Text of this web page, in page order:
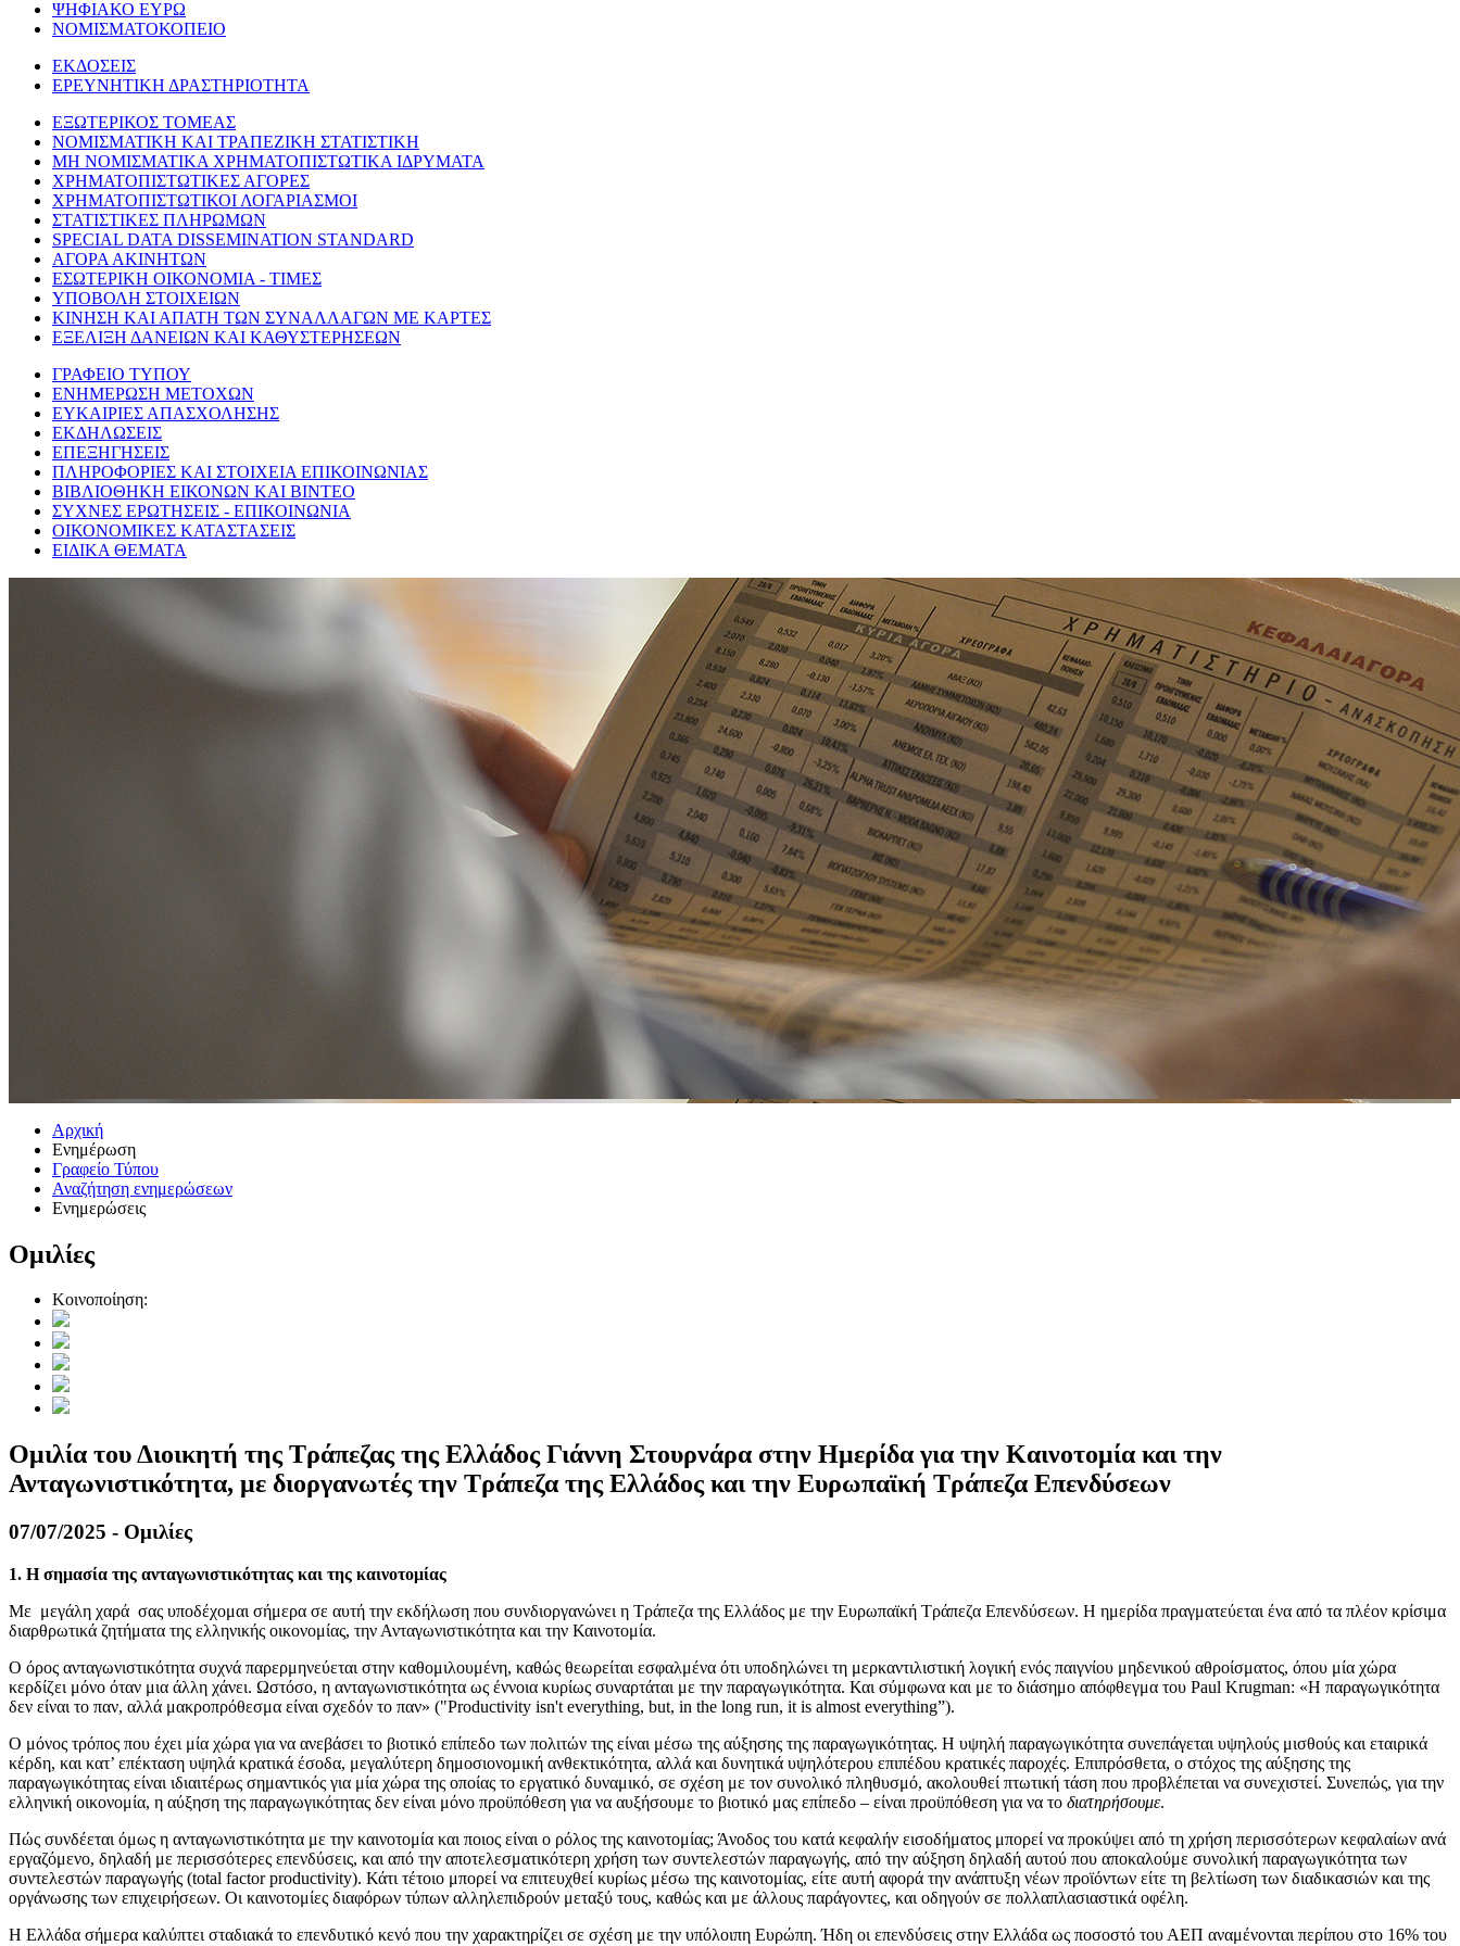
ΨΗΦΙΑΚΟ ΕΥΡΩ
ΝΟΜΙΣΜΑΤΟΚΟΠΕΙΟ
ΕΚΔΟΣΕΙΣ
ΕΡΕΥΝΗΤΙΚΗ ΔΡΑΣΤΗΡΙΟΤΗΤΑ
ΕΞΩΤΕΡΙΚΟΣ ΤΟΜΕΑΣ
ΝΟΜΙΣΜΑΤΙΚΗ ΚΑΙ ΤΡΑΠΕΖΙΚΗ ΣΤΑΤΙΣΤΙΚΗ
ΜΗ ΝΟΜΙΣΜΑΤΙΚΑ ΧΡΗΜΑΤΟΠΙΣΤΩΤΙΚΑ ΙΔΡΥΜΑΤΑ
ΧΡΗΜΑΤΟΠΙΣΤΩΤΙΚΕΣ ΑΓΟΡΕΣ
ΧΡΗΜΑΤΟΠΙΣΤΩΤΙΚΟΙ ΛΟΓΑΡΙΑΣΜΟΙ
ΣΤΑΤΙΣΤΙΚΕΣ ΠΛΗΡΩΜΩΝ
SPECIAL DATA DISSEMINATION STANDARD
ΑΓΟΡΑ ΑΚΙΝΗΤΩΝ
ΕΣΩΤΕΡΙΚΗ ΟΙΚΟΝΟΜΙΑ - ΤΙΜΕΣ
ΥΠΟΒΟΛΗ ΣΤΟΙΧΕΙΩΝ
ΚΙΝΗΣΗ ΚΑΙ ΑΠΑΤΗ ΤΩΝ ΣΥΝΑΛΛΑΓΩΝ ΜΕ ΚΑΡΤΕΣ
ΕΞΕΛΙΞΗ ΔΑΝΕΙΩΝ ΚΑΙ ΚΑΘΥΣΤΕΡΗΣΕΩΝ
ΓΡΑΦΕΙΟ ΤΥΠΟΥ
ΕΝΗΜΕΡΩΣΗ ΜΕΤΟΧΩΝ
ΕΥΚΑΙΡΙΕΣ ΑΠΑΣΧΟΛΗΣΗΣ
ΕΚΔΗΛΩΣΕΙΣ
ΕΠΕΞΗΓΗΣΕΙΣ
ΠΛΗΡΟΦΟΡΙΕΣ ΚΑΙ ΣΤΟΙΧΕΙΑ ΕΠΙΚΟΙΝΩΝΙΑΣ
ΒΙΒΛΙΟΘΗΚΗ ΕΙΚΟΝΩΝ ΚΑΙ ΒΙΝΤΕΟ
ΣΥΧΝΕΣ ΕΡΩΤΗΣΕΙΣ - ΕΠΙΚΟΙΝΩΝΙΑ
ΟΙΚΟΝΟΜΙΚΕΣ ΚΑΤΑΣΤΑΣΕΙΣ
ΕΙΔΙΚΑ ΘΕΜΑΤΑ
Αρχική
Ενημέρωση
Γραφείο Τύπου
Αναζήτηση ενημερώσεων
Ενημερώσεις
Ομιλίες
Κοινοποίηση:
Ομιλία του Διοικητή της Τράπεζας της Ελλάδος Γιάννη Στουρνάρα στην Ημερίδα για την Καινοτομία και την
Ανταγωνιστικότητα, με διοργανωτές την Τράπεζα της Ελλάδος και την Ευρωπαϊκή Τράπεζα Επενδύσεων
07/07/2025 - Ομιλίες
1. Η σημασία της ανταγωνιστικότητας και της καινοτομίας
Με μεγάλη χαρά σας υποδέχομαι σήμερα σε αυτή την εκδήλωση που συνδιοργανώνει η Τράπεζα της Ελλάδος με την Ευρωπαϊκή Τράπεζα Επενδύσεων. Η ημερίδα πραγματεύεται ένα από τα πλέον κρίσιμα
διαρθρωτικά ζητήματα της ελληνικής οικονομίας, την Ανταγωνιστικότητα και την Καινοτομία.
Ο όρος ανταγωνιστικότητα συχνά παρερμηνεύεται στην καθομιλουμένη, καθώς θεωρείται εσφαλμένα ότι υποδηλώνει τη μερκαντιλιστική λογική ενός παιγνίου μηδενικού αθροίσματος, όπου μία χώρα
κερδίζει μόνο όταν μια άλλη χάνει. Ωστόσο, η ανταγωνιστικότητα ως έννοια κυρίως συναρτάται με την παραγωγικότητα. Και σύμφωνα και με το διάσημο απόφθεγμα του Paul Krugman: «Η παραγωγικότητα
δεν είναι το παν, αλλά μακροπρόθεσμα είναι σχεδόν το παν» ("Productivity isn't everything, but, in the long run, it is almost everything”).
Ο μόνος τρόπος που έχει μία χώρα για να ανεβάσει το βιοτικό επίπεδο των πολιτών της είναι μέσω της αύξησης της παραγωγικότητας. Η υψηλή παραγωγικότητα συνεπάγεται υψηλούς μισθούς και εταιρικά
κέρδη, και κατ’ επέκταση υψηλά κρατικά έσοδα, μεγαλύτερη δημοσιονομική ανθεκτικότητα, αλλά και δυνητικά υψηλότερου επιπέδου κρατικές παροχές. Επιπρόσθετα, ο στόχος της αύξησης της
παραγωγικότητας είναι ιδιαιτέρως σημαντικός για μία χώρα της οποίας το εργατικό δυναμικό, σε σχέση με τον συνολικό πληθυσμό, ακολουθεί πτωτική τάση που προβλέπεται να συνεχιστεί. Συνεπώς, για την
ελληνική οικονομία, η αύξηση της παραγωγικότητας δεν είναι μόνο προϋπόθεση για να αυξήσουμε το βιοτικό μας επίπεδο – είναι προϋπόθεση για να το διατηρήσουμε.
Πώς συνδέεται όμως η ανταγωνιστικότητα με την καινοτομία και ποιος είναι ο ρόλος της καινοτομίας; Άνοδος του κατά κεφαλήν εισοδήματος μπορεί να προκύψει από τη χρήση περισσότερων κεφαλαίων ανά
εργαζόμενο, δηλαδή με περισσότερες επενδύσεις, και από την αποτελεσματικότερη χρήση των συντελεστών παραγωγής, από την αύξηση δηλαδή αυτού που αποκαλούμε συνολική παραγωγικότητα των
συντελεστών παραγωγής (total factor productivity). Κάτι τέτοιο μπορεί να επιτευχθεί κυρίως μέσω της καινοτομίας, είτε αυτή αφορά την ανάπτυξη νέων προϊόντων είτε τη βελτίωση των διαδικασιών και της
οργάνωσης των επιχειρήσεων. Οι καινοτομίες διαφόρων τύπων αλληλεπιδρούν μεταξύ τους, καθώς και με άλλους παράγοντες, και οδηγούν σε πολλαπλασιαστικά οφέλη.
Η Ελλάδα σήμερα καλύπτει σταδιακά το επενδυτικό κενό που την χαρακτηρίζει σε σχέση με την υπόλοιπη Ευρώπη. Ήδη οι επενδύσεις στην Ελλάδα ως ποσοστό του ΑΕΠ αναμένονται περίπου στο 16% του